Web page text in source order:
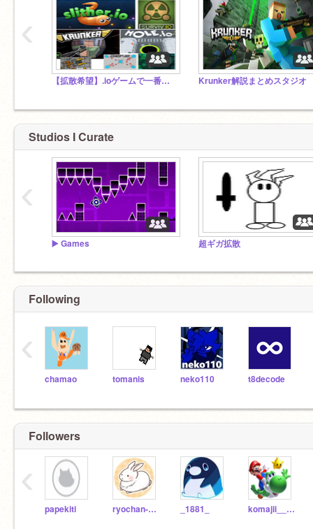
【拡散希望】.ioゲームで一番好きなゲームは？ Krunker解説まとめスタジオ
‹
Studios I Curate
▶️ Games 超ギガ拡散
‹
Following
chamao tomanis neko110 t8decode
‹
Followers
papekiti ryochan-o-good _1881_ komajii__WiiU
‹